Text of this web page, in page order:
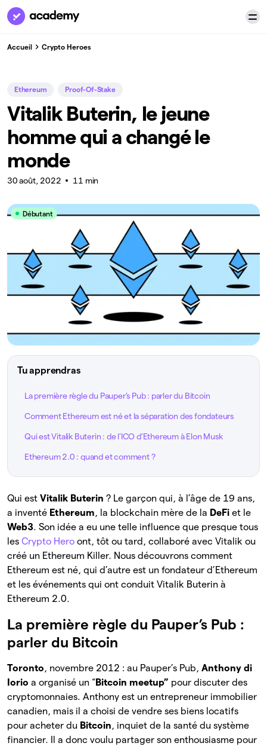
Accueil Crypto Heroes
Ethereum Proof-Of-Stake
Vitalik Buterin, le jeune
homme qui a changé le
monde
30 août, 2022 11 min
Débutant
Tu apprendras
La première règle du Pauper’s Pub : parler du Bitcoin
Comment Ethereum est né et la séparation des fondateurs
Qui est Vitalik Buterin : de l’ICO d’Ethereum à Elon Musk
Ethereum 2.0 : quand et comment ?
Qui est Vitalik Buterin ? Le garçon qui, à l’âge de 19 ans,
a inventé Ethereum, la blockchain mère de la DeFi et le
Web3. Son idée a eu une telle influence que presque tous
les Crypto Hero ont, tôt ou tard, collaboré avec Vitalik ou
créé un Ethereum Killer. Nous découvrons comment
Ethereum est né, qui d’autre est un fondateur d’Ethereum
et les événements qui ont conduit Vitalik Buterin à
Ethereum 2.0.
La première règle du Pauper’s Pub :
parler du Bitcoin
Toronto, novembre 2012 : au Pauper’s Pub, Anthony di
Iorio a organisé un “Bitcoin meetup” pour discuter des
cryptomonnaies. Anthony est un entrepreneur immobilier
canadien, mais il a choisi de vendre ses biens locatifs
pour acheter du Bitcoin, inquiet de la santé du système
financier. Il a donc voulu partager son enthousiasme pour